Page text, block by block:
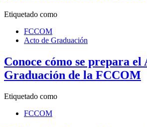
Etiquetado como
FCCOM
Acto de Graduación
Conoce cómo se prepara el
Graduación de la FCCOM
Etiquetado como
FCCOM